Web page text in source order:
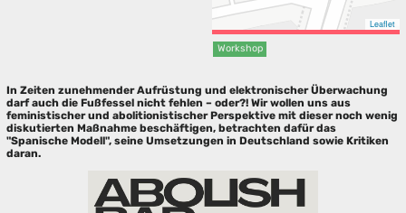
Leaflet
Workshop
In Zeiten zunehmender Aufrüstung und elektronischer Überwachung
darf auch die Fußfessel nicht fehlen – oder?! Wir wollen uns aus
feministischer und abolitionistischer Perspektive mit dieser noch wenig
diskutierten Maßnahme beschäftigen, betrachten dafür das
"Spanische Modell", seine Umsetzungen in Deutschland sowie Kritiken
daran.